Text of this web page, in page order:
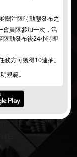
關注限時動態發布之
會員限參加一次，活
限動發布後24小時即
方可獲得10連抽。
規範。